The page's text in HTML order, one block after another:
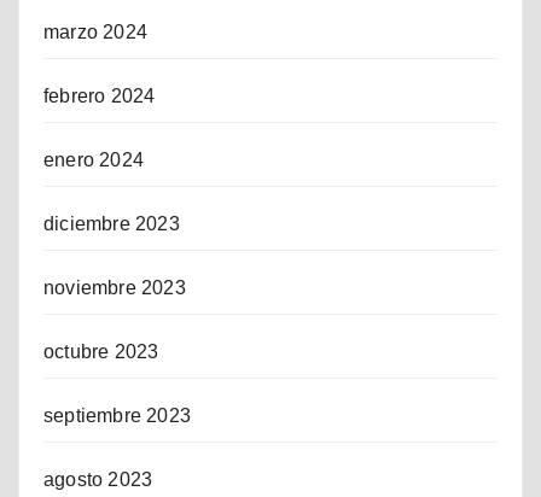
marzo 2024
febrero 2024
enero 2024
diciembre 2023
noviembre 2023
octubre 2023
septiembre 2023
agosto 2023